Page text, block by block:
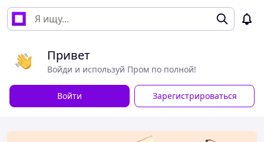
Привет
Войди и используй Пром по полной!
Войти Зарегистрироваться